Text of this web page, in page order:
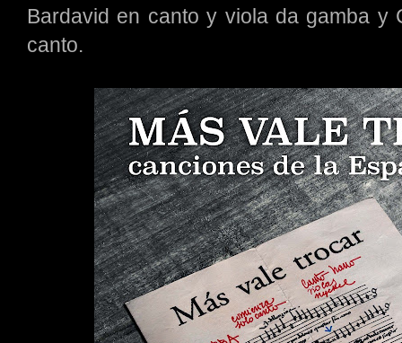
Bardavid en canto y viola da gamba y
canto.